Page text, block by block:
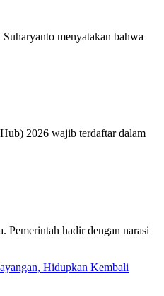
menyatakan bahwa
2026 wajib terdaftar dalam
hadir dengan narasi
Hidupkan Kembali